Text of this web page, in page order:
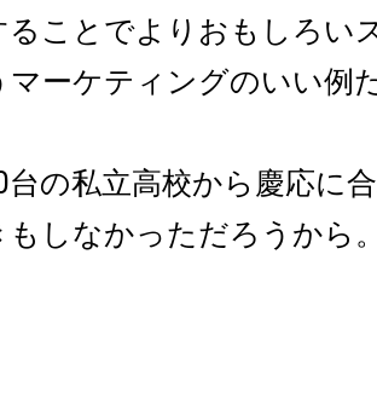
ることでよりおもしろい
マーケティングのいい例
台の私立高校から慶応に
もしなかっただろうから